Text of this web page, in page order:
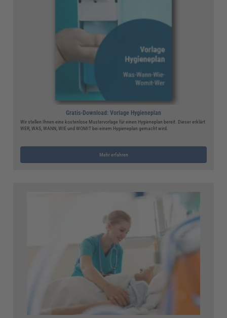
Gratis-Download: Vorlage Hygieneplan
Wir stellen Ihnen eine kostenlose Mustervorlage für einen Hygieneplan bereit. Dieser erklärt
WER, WAS, WANN, WIE und WOMIT bei einem Hygieneplan gemacht wird.
Mehr erfahren